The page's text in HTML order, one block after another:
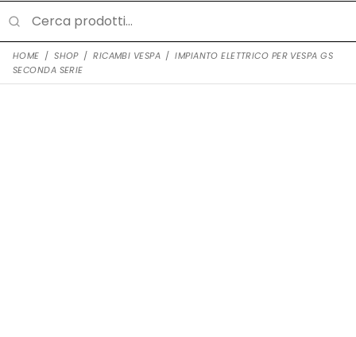
HOME / SHOP / RICAMBI VESPA / IMPIANTO ELETTRICO PER VESPA GS
SECONDA SERIE